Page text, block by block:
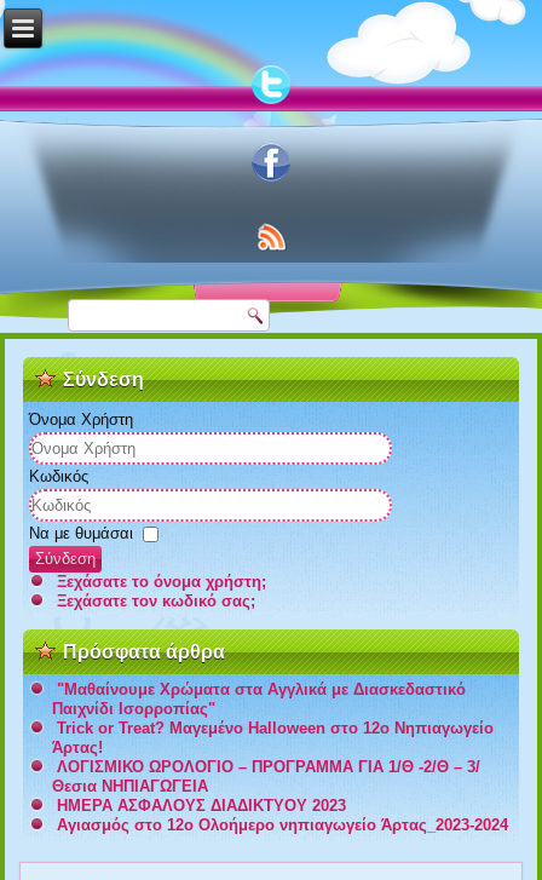
Σύνδεση
Όνομα Χρήστη
Κωδικός
Να με θυμάσαι
Σύνδεση
Ξεχάσατε το όνομα χρήστη;
Ξεχάσατε τον κωδικό σας;
Πρόσφατα άρθρα
"Μαθαίνουμε Χρώματα στα Αγγλικά με Διασκεδαστικό
Παιχνίδι Ισορροπίας"
Trick or Treat? Μαγεμένο Halloween στο 12ο Νηπιαγωγείο
Άρτας!
ΛΟΓΙΣΜΙΚΟ ΩΡΟΛΟΓΙΟ – ΠΡΟΓΡΑΜΜΑ ΓΙΑ 1/Θ -2/Θ – 3/
Θεσια ΝΗΠΙΑΓΩΓΕΙΑ
ΗΜΕΡΑ ΑΣΦΑΛΟΥΣ ΔΙΑΔΙΚΤΥΟΥ 2023
Αγιασμός στο 12ο Ολοήμερο νηπιαγωγείο Άρτας_2023-2024